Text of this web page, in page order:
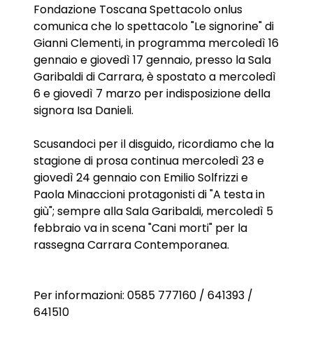
Fondazione Toscana Spettacolo onlus
comunica che lo spettacolo "Le signorine" di
Gianni Clementi, in programma mercoledì 16
gennaioe giovedì 17 gennaio, presso la Sala
Garibaldi di Carrara, è spostato a mercoledì
6 e giovedì 7 marzo per indisposizione della
signora Isa Danieli.
Scusandoci per il disguido, ricordiamo che la
stagione di prosa continua mercoledì 23 e
giovedì 24 gennaiocon Emilio Solfrizzi e
Paola Minaccioni protagonisti di "A testa in
giù"; sempre alla Sala Garibaldi, mercoledì 5
febbraiova in scena "Cani morti" per la
rassegna Carrara Contemporanea.
Per informazioni: 0585 777160 / 641393 /
641510